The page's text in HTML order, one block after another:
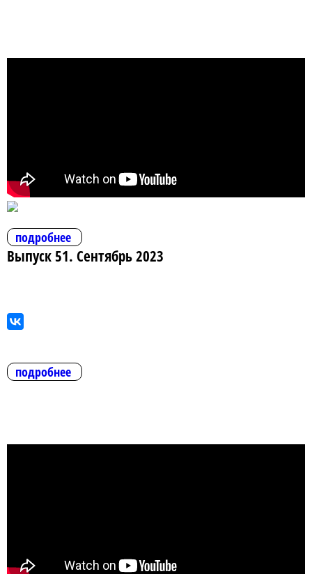
подробнее
Выпуск 51. Сентябрь 2023
подробнее